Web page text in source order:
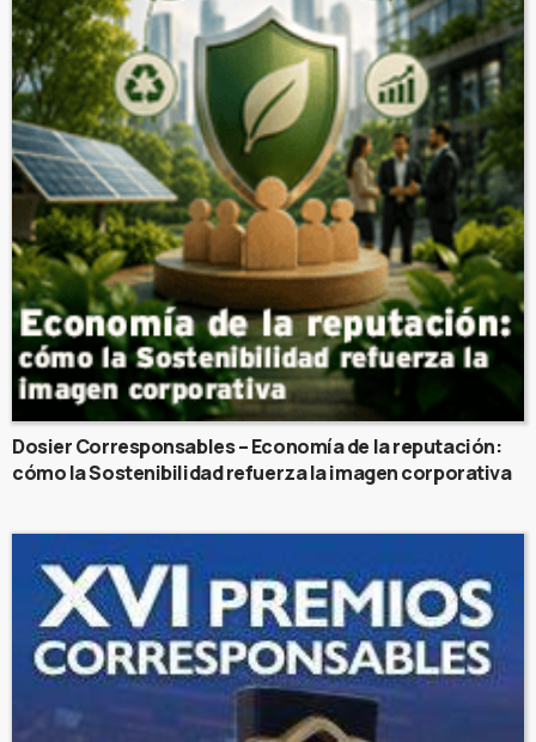
Dosier Corresponsables – Economía de la reputación:
cómo la Sostenibilidad refuerza la imagen corporativa